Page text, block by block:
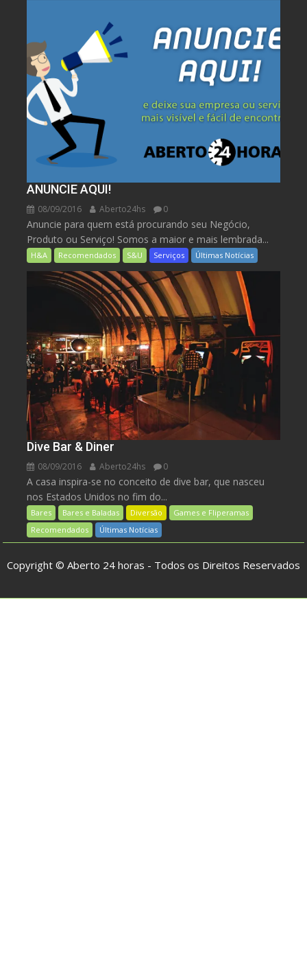
ANUNCIE AQUI!
08/09/2016 Aberto24hs 0
Anuncie para quem está procurando seu Negócio,
Produto ou Serviço! Somos a maior e mais lembrada...
H&A Recomendados S&U Serviços Últimas Notícias
Dive Bar & Diner
08/09/2016 Aberto24hs 0
A casa inspira-se no conceito de dive bar, que nasceu
nos Estados Unidos no fim do...
Bares Bares e Baladas Diversão
Games e Fliperamas
Recomendados
Últimas Notícias
Copyright © Aberto 24 horas - Todos os Direitos Reservados